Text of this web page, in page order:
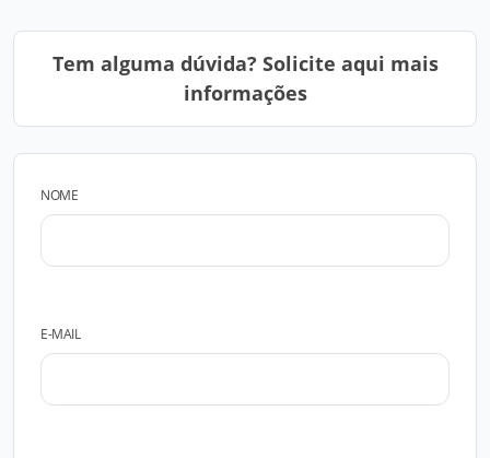
Tem alguma dúvida? Solicite aqui mais
informações
NOME
E-MAIL